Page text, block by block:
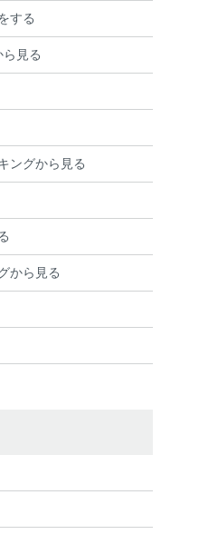
する
見る
ングから見る
から見る